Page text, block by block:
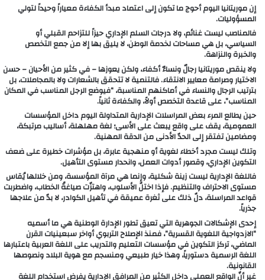
إن موريتانيا اليوم أحوج ما تكون إلى اعتماد مبدأ الكفاءة معياراً وحيداً لتولي
المسؤوليات.
فالمناصب ليست غنائم، ولا درجات السلم الإداري حيزاً للتزاحم القبلي أو
السياسي، بل هي مساحات لخدمة الوطن، لا يليق بها إلا من جمع التخصص
والخبرة والنزاهة.
ولا ينقص موريتانيا رجالٌ ونساءٌ أكفاء، ولكن يعوزها – في كثير من الأحيان – حسن
الاختيار وصرامة معايير الانتقاء. فالتنمية لا تتحقق بالشعارات ولا بالمجاملات، بل
بترتيب الرجال والنساء في أماكنهم المناسبة، “فيوضع الرجل المناسب في المكان
المناسب”، على قاعدة التخصص أولاً، والكفاءة ثانياً.
حين يطالع المرء بعض المراسلات الإدارية المتداولة اليوم داخل المؤسسات
العمومية، يقف على واقع يبعث على الأسى؛ لغة مهلهلة، أساليب مرتبكة،
ومضامين تفتقر إلى الحدّ الأدنى من الدقة المهنية.
وتلك ليست مجرد أخطاء لغوية أو منهجية عابرة، بل مؤشرات خطيرة على ضعف
التكوين الإداري، وقصور أدوات العمل، وانحدار مستوى التأهيل.
فاللغة الإدارية ليست زينة شكلية، وإنما هي مرآة المؤسسة، ومن خلالها يُقاس
مستوى الاحتراف والتنظيم. فإذا اختلّ الأسلوب، واهتزّت صياغةُ الخطاب، واضطربت
قواعد المراسلة، دلّ ذلك على ثغرة عميقة في تأهيل الكوادر، لا بدّ من علاجها
جذرياً.
إحدى الإشكالات الجوهرية التي تعيق تطور الإدارة الوطنية هي ما أسميه
“الازدواجية اللغوية القسرية”، فمنذ الإصلاح التربوي أواخر سبعينيات القرن
الماضي، تركز التكوين في مؤسسات التعليم والتدريب على اللغة العربية باعتبارها
اللغة الرسمية دستورياً، وهذا خيار طبيعي ومنسجم مع هوية البلاد ونصوصها
القانونية.
غير أنّ الواقع العملي داخل الكثير من المرافق الإدارية يفرض استخدام اللغة